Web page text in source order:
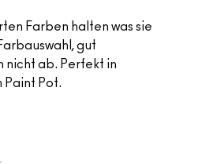
Farben halten was sie
gut
nicht ab. Perfekt in
Paint Pot.